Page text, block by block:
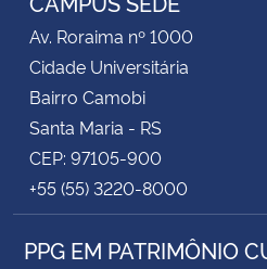
Av. Roraima nº 1000
Cidade Universitária
Bairro Camobi
Santa Maria - RS
CEP: 97105-900
+55 (55) 3220-8000
PPG EM PATRIMÔNIO